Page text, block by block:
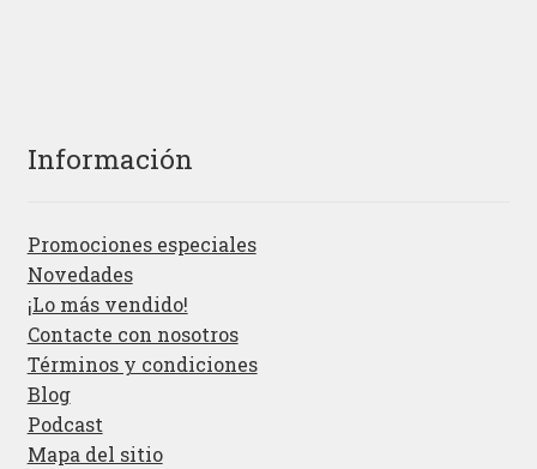
Información
Promociones especiales
Novedades
¡Lo más vendido!
Contacte con nosotros
Términos y condiciones
Blog
Podcast
Mapa del sitio